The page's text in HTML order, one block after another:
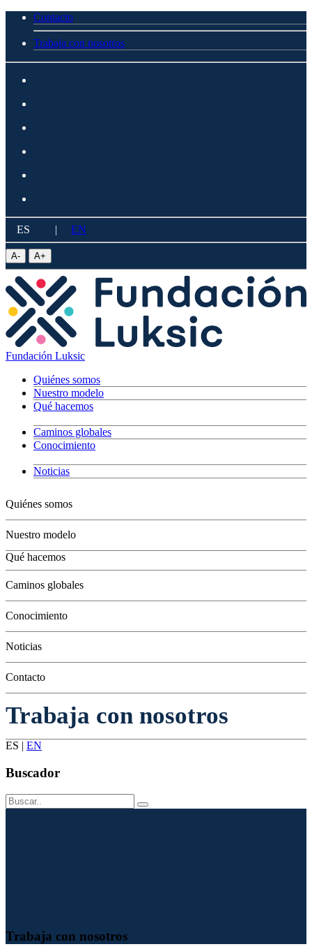
Contacto
Trabaja con nosotros
ES | EN
A- A+
Fundación Luksic
Quiénes somos
Nuestro modelo
Qué hacemos
Caminos globales
Conocimiento
Noticias
Quiénes somos
Nuestro modelo
Qué hacemos
Jóvenes
Adultos
Grandes
Conservación
Caminos globales
Conocimiento
Noticias
Contacto
Trabaja con nosotros
ES | EN
Buscador
Trabaja con nosotros